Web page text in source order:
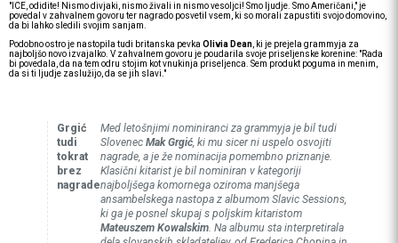
"ICE, odidite! Nismo divjaki, nismo živali in nismo vesoljci! Smo ljudje. Smo Američani," je
povedal v zahvalnem govoru ter nagrado posvetil vsem, ki so morali zapustiti svojo domovino,
da bi lahko sledili svojim sanjam.
Podobno ostro je nastopila tudi britanska pevka Olivia Dean , ki je prejela grammyja za
najboljšo novo izvajalko. V zahvalnem govoru je poudarila svoje priseljenske korenine: "Rada
bi povedala, da na tem odru stojim kot vnukinja priseljenca. Sem produkt poguma in menim,
da si ti ljudje zaslužijo, da se jih slavi."
Grgić
tudi
tokrat
brez
nagrade
Med letošnjimi nominiranci za grammyja je bil tudi
Slovenec Mak Grgić, ki mu sicer ni uspelo osvojiti
nagrade, a je že nominacija pomembno priznanje.
Klasični kitarist je bil nominiran v kategoriji
najboljšega komornega oziroma manjšega
ansambelskega nastopa z albumom Slavic Sessions,
ki ga je posnel skupaj s poljskim kitaristom
Mateuszem Kowalskim. Na albumu sta interpretirala